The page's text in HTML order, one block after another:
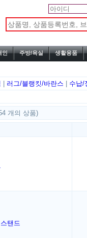
인 주방/욕실 생활용품
러그/블랭킷/바란스
수납
개의 상품)
탠드